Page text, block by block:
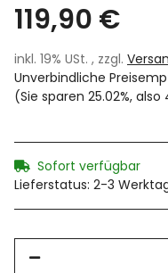
119,90 €
inkl. 19% USt. , zzgl.
Unverbindliche
(Sie sparen 25.02%, also
Sofort verfügbar
Lieferstatus: 2-3